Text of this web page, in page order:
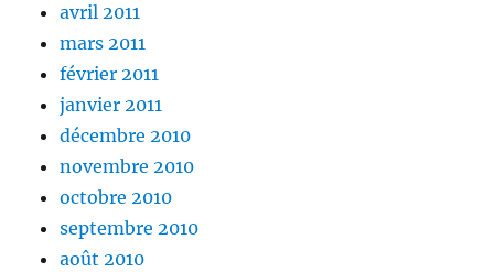
avril 2011
mars 2011
février 2011
janvier 2011
décembre 2010
novembre 2010
octobre 2010
septembre 2010
août 2010